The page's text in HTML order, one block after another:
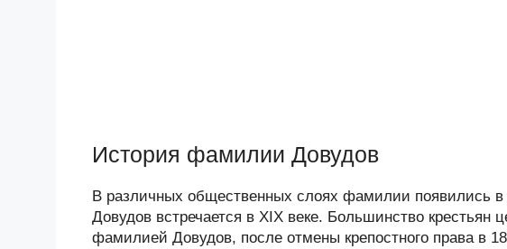
История фамилии Довудов
В различных общественных слоях фамилии появились
Довудов встречается в XIX веке. Большинство
фамилией Довудов, после отмены крепостного права в